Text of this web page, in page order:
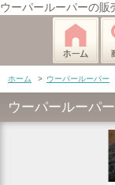
ウーパールーパーの販
ホーム > ウーパールーパー
ウーパールーパ